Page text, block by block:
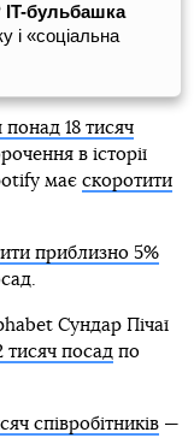
IT-бульбашка
і «соціальна
понад 18 тисяч
в історії
має скоротити
приблизно 5%
Сундар Пічаї
тисяч посадпо
співробітників—